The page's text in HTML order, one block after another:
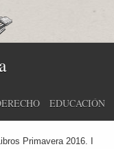
EDUCACIÓN
Primavera 2016. I